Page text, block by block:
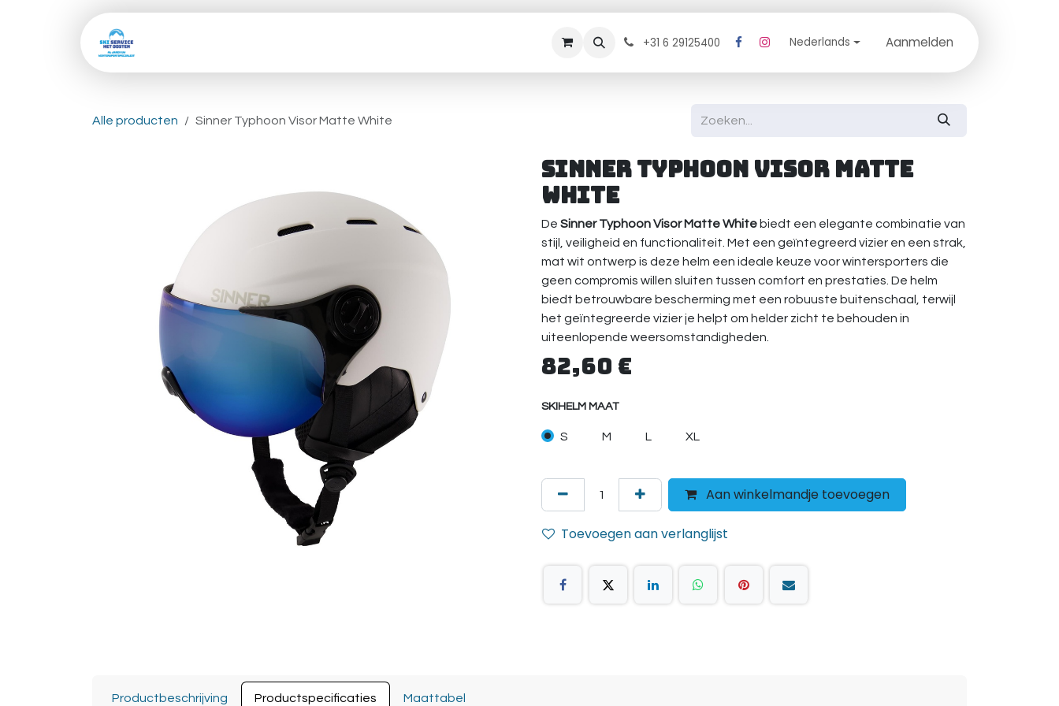
Overslaan naar inhoud
Diensten Contact Blog
+31 6 29125400 Nederlands Aanmelden
Alle producten Sinner Typhoon Visor Matte White
Sinner Typhoon Visor Matte
White
De Sinner Typhoon Visor Matte White biedt een elegante combinatie van
stijl, veiligheid en functionaliteit. Met een geïntegreerd vizier en een strak,
mat wit ontwerp is deze helm een ideale keuze voor wintersporters die
geen compromis willen sluiten tussen comfort en prestaties. De helm
biedt betrouwbare bescherming met een robuuste buitenschaal, terwijl
het geïntegreerde vizier je helpt om helder zicht te behouden in
uiteenlopende weersomstandigheden.
82,60 €
SKIHELM MAAT
S M L XL
Aan winkelmandje toevoegen
Toevoegen aan verlanglijst
Productbeschrijving Productspecificaties Maattabel